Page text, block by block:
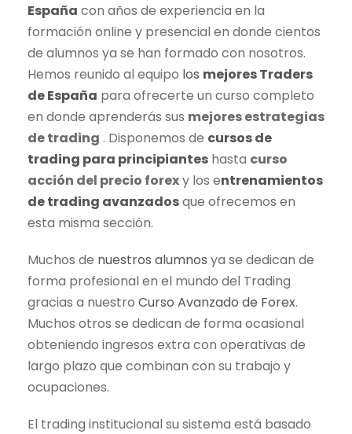
España con años de experiencia en la
formación online y presencial en donde cientos
de alumnos ya se han formado con nosotros.
Hemos reunido al equipo los mejores Traders
de España para ofrecerte un curso completo
en donde aprenderás sus mejores estrategias
detrading . Disponemos de cursos de
trading para principiantes hasta curso
acción del precio forexy los entrenamientos
detrading avanzadosque ofrecemos en
esta misma sección.
Muchos de nuestros alumnos ya se dedican de
forma profesional en el mundo del Trading
gracias a nuestro Curso Avanzado de Forex.
Muchos otros se dedican de forma ocasional
obteniendo ingresos extra con operativas de
largo plazo que combinan con su trabajo y
ocupaciones.
El trading institucional su sistema está basado